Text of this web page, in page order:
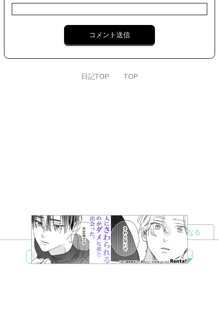
コメント送信
日記TOP TOP
夢小説 ツイステ R18 鬼滅の刃 BL
読者になる